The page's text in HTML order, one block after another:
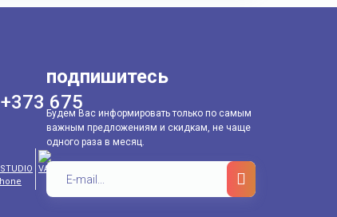
+373 675
подпишитесь
Будем Вас информировать только по самым
важным предложениям и скидкам, не чаще
одного раза в месяц.